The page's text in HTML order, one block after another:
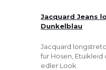
Jacquard Jeans
Dunkelblau
Jacquard
für Hosen, Etuikleid
edler Look.